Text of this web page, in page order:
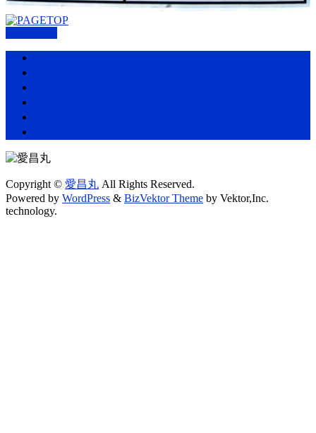
Copyright © 愛昌丸 All Rights Reserved.
Powered by WordPress & BizVektor Theme by Vektor,Inc.
technology.